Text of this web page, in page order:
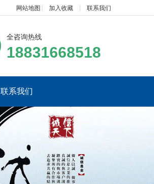
网站地图 加入收藏 联系我们
全咨询热线
18831668518
联系我们